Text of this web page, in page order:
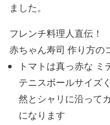
ました。
フレンチ料理人直伝！
赤ちゃん寿司 作り方の
トマトは真っ赤な
テニスボールサイズ
然とシャリに沿って
になります